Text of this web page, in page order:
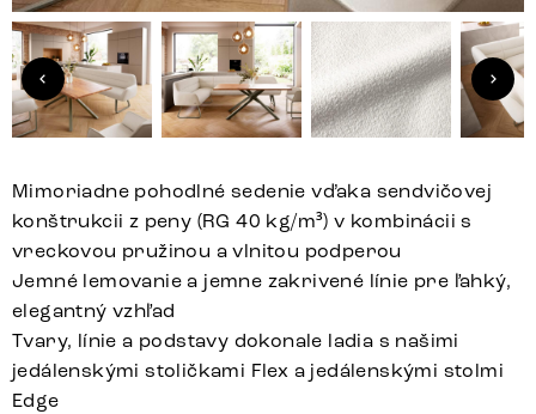
Mimoriadne pohodlné sedenie vďaka sendvičovej
konštrukcii z peny (RG 40 kg/m³) v kombinácii s
vreckovou pružinou a vlnitou podperou
Jemné lemovanie a jemne zakrivené línie pre ľahký,
elegantný vzhľad
Tvary, línie a podstavy dokonale ladia s našimi
jedálenskými stoličkami Flex a jedálenskými stolmi
Edge